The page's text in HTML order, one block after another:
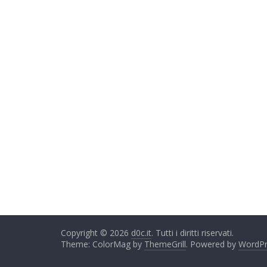
Copyright © 2026 d0c.it. Tutti i diritti riservati.
Theme: ColorMag by ThemeGrill. Powered by